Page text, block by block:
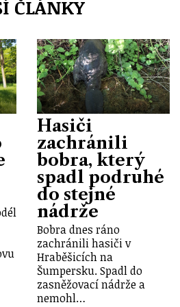
ČLÁNKY
Hasiči
zachránili
bobra, který
spadl podruhé
do stejné
nádrže
Bobra dnes ráno
zachránili hasiči v
Hraběšicích na
Šumpersku. Spadl do
zasněžovací nádrže a
nemohl…